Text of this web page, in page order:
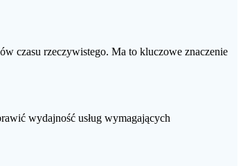
czasu rzeczywistego. Ma to kluczowe znaczenie
wydajność usług wymagających